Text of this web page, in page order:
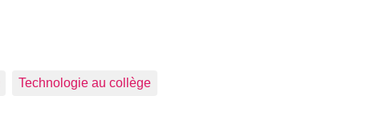
Technologie au collège